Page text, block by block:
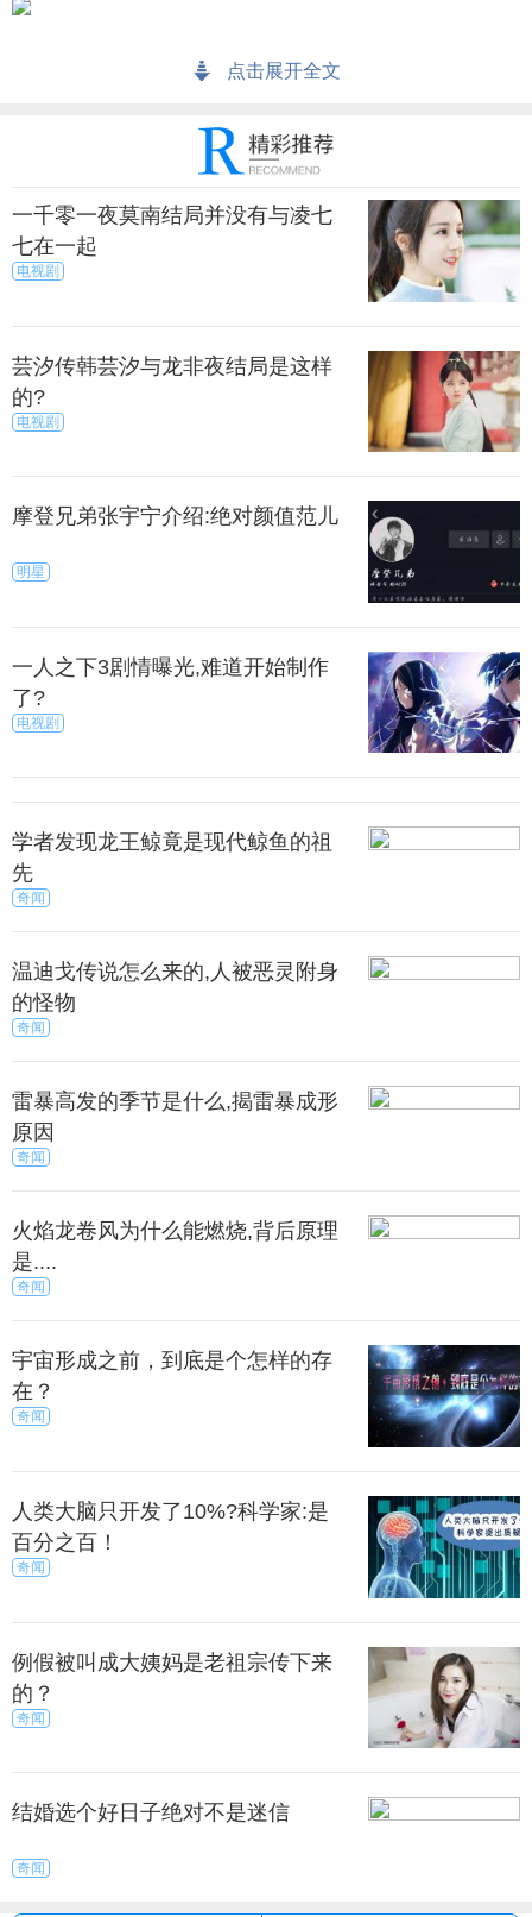
她居住的地方，常常是旱云千里，滴水不降。附
千方百计地赶逐她，她被赶来赶去，到处躲避。
后来周民族的始祖后稷的孙子叔均向黄帝述说了女魃
在人间的悲惨遭遇，黄帝便把她安置在赤水以北的地
方，并让她永远固定地呆在那里，不许乱跑。
，由于女魃长期以来过着游荡的生活，不习惯固
定地呆在一个地方，因此，尽管黄帝不让她乱跑，她
还是常常东游西荡，到处奔走。
，老百姓又要遭受旱灾。据说，只要人们向她祝
祷说：“神啊，快到你赤水以北的住家去吧！”她便自知
惭愧，迅速回到她的老家，人们也就不再遭受旱灾的
威胁。
出自经典的了。《山海经》把旱魃看作女性，似乎是
在《诗经》的基础上附会出来的。
说的旱魃，却都是僵尸。把僵尸挖掘出来焚烧掉，也
就往往导致下雨。
尸的气焰就能塞满乾坤，使天地二气隔绝不通吗？雨
也有龙形成的，一具僵尸的伎俩就能驱逐神物，使龙
来解释这些疑问呢？还有，狐躲避雷击的事情，
从宋代以来就经常见于各种杂说记载。如果狐没有罪
过，雷霆按期出去，那就是滥用刑罚，不合乎天道。
狐有罪过，何时不可诛杀呢？为什么要必定限制
在某日某刻，让其预先得知及早躲避呢？即使是一时
侥幸躲过，又何时不可继续诛杀，却过了规定时刻竟
然是失于刑罚，也不合乎天道。又作何解释呢？
偶尔翻阅近人所著的《夜谈丛录》，见到其中焚烧旱
究事物道理的先生们详细解释。
来源：尚之潮 秀目网 /探索 /奇闻
点击展开全文
一千零一夜莫南结局并没有与凌七
七在一起
电视剧
芸汐传韩芸汐与龙非夜结局是这样
的?
电视剧
摩登兄弟张宇宁介绍:绝对颜值范儿
明星
一人之下3剧情曝光,难道开始制作
了?
电视剧
学者发现龙王鲸竟是现代鲸鱼的祖
先
奇闻
温迪戈传说怎么来的,人被恶灵附身
的怪物
奇闻
雷暴高发的季节是什么,揭雷暴成形
原因
奇闻
火焰龙卷风为什么能燃烧,背后原理
是....
奇闻
宇宙形成之前，到底是个怎样的存
在？
奇闻
人类大脑只开发了10%?科学家:是
百分之百！
奇闻
例假被叫成大姨妈是老祖宗传下来
的？
奇闻
结婚选个好日子绝对不是迷信
奇闻